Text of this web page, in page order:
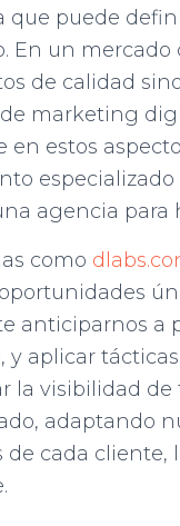
que puede
En un mercado
de calidad
marketing
en estos
agencia para
como
anticiparnos a
y aplicar
la visibilidad de
adaptando
de cada